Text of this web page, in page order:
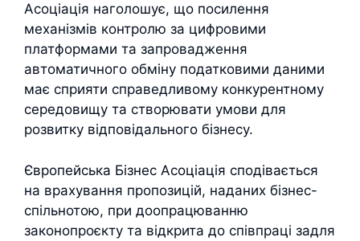
Асоціація наголошує, що посилення
механізмів контролю за цифровими
платформами та запровадження
автоматичного обміну податковими даними
має сприяти справедливому конкурентному
середовищу та створювати умови для
розвитку відповідального бізнесу.
Європейська Бізнес Асоціація сподівається
на врахування пропозицій, наданих бізнес-
спільнотою, при доопрацюванню
законопроєкту та відкрита до співпраці задля